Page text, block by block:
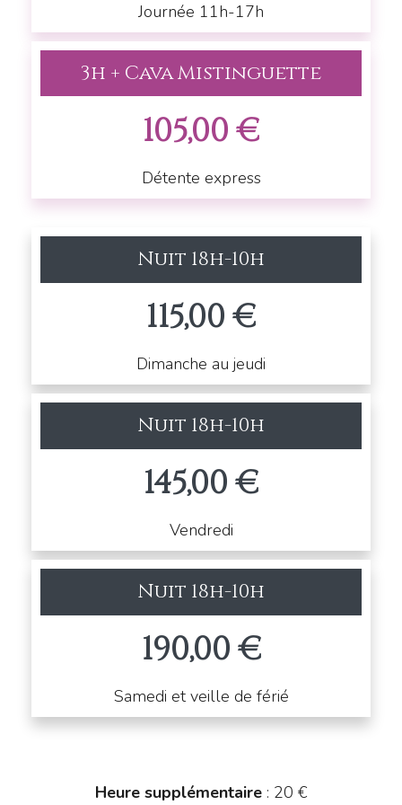
Journée 11h-17h
3h + Cava Mistinguette
105,00 €
Détente express
Nuit 18h-10h
115,00 €
Dimanche au jeudi
Nuit 18h-10h
145,00 €
Vendredi
Nuit 18h-10h
190,00 €
Samedi et veille de férié
Heure supplémentaire : 20 €